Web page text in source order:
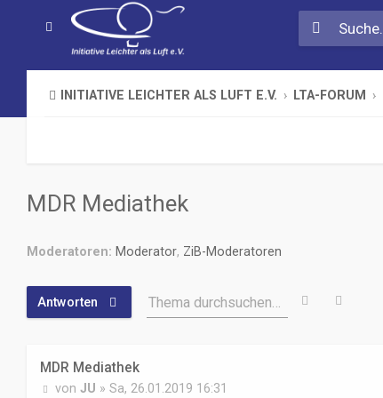
INITIATIVE LEICHTER ALS LUFT E.V. LTA-FORUM
MDR Mediathek
Moderatoren: Moderator, ZiB-Moderatoren
Antworten Thema durchsuchen… Suche
MDR Mediathek
Bvon JU » Sa, 26.01.2019 16:31